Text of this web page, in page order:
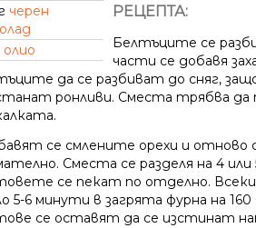
черен
олио
РЕЦЕПТА:
Белтъците се
части се добавя
да се разбиват до сняг,
ронливи. Сместа трябва да
се смлените орехи и отново
Сместа се разделя на 4 или
се пекат по отделно.
5-6 минути в загрята фурна на
се оставят да се изстинат